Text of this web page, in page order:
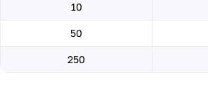
10
50
250